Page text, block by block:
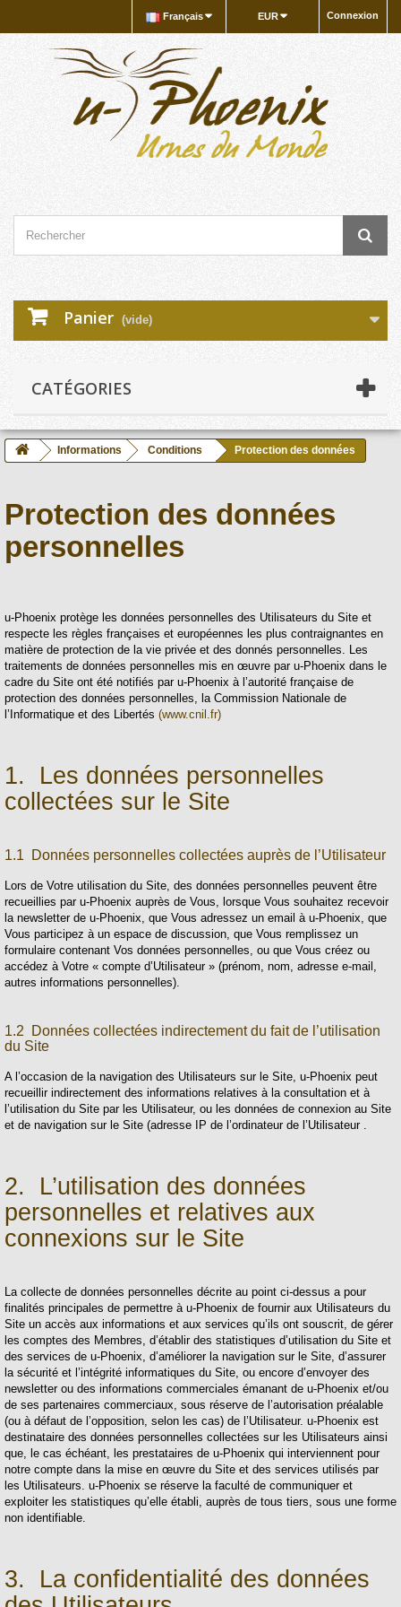
Connexion
EUR
Français
Panier (vide)
CATÉGORIES
Informations Conditions Protection des données
Protection des données
personnelles
u-Phoenix protège les données personnelles des Utilisateurs du Site et
respecte les règles françaises et européennes les plus contraignantes en
matière de protection de la vie privée et des donnés personnelles. Les
traitements de données personnelles mis en œuvre par u-Phoenix dans le
cadre du Site ont été notifiés par u-Phoenix à l’autorité française de
protection des données personnelles, la Commission Nationale de
l’Informatique et des Libertés (www.cnil.fr)
1. Les données personnelles
collectées sur le Site
1.1 Données personnelles collectées auprès de l’Utilisateur
Lors de Votre utilisation du Site, des données personnelles peuvent être
recueillies par u-Phoenix auprès de Vous, lorsque Vous souhaitez recevoir
la newsletter de u-Phoenix, que Vous adressez un email à u-Phoenix, que
Vous participez à un espace de discussion, que Vous remplissez un
formulaire contenant Vos données personnelles, ou que Vous créez ou
accédez à Votre « compte d’Utilisateur » (prénom, nom, adresse e-mail,
autres informations personnelles).
1.2 Données collectées indirectement du fait de l’utilisation
du Site
A l’occasion de la navigation des Utilisateurs sur le Site, u-Phoenix peut
recueillir indirectement des informations relatives à la consultation et à
l’utilisation du Site par les Utilisateur, ou les données de connexion au Site
et de navigation sur le Site (adresse IP de l’ordinateur de l’Utilisateur .
2. L’utilisation des données
personnelles et relatives aux
connexions sur le Site
La collecte de données personnelles décrite au point ci-dessus a pour
finalités principales de permettre à u-Phoenix de fournir aux Utilisateurs du
Site un accès aux informations et aux services qu’ils ont souscrit, de gérer
les comptes des Membres, d’établir des statistiques d’utilisation du Site et
des services de u-Phoenix, d’améliorer la navigation sur le Site, d’assurer
la sécurité et l’intégrité informatiques du Site, ou encore d’envoyer des
newsletter ou des informations commerciales émanant de u-Phoenix et/ou
de ses partenaires commerciaux, sous réserve de l’autorisation préalable
(ou à défaut de l’opposition, selon les cas) de l’Utilisateur. u-Phoenix est
destinataire des données personnelles collectées sur les Utilisateurs ainsi
que, le cas échéant, les prestataires de u-Phoenix qui interviennent pour
notre compte dans la mise en œuvre du Site et des services utilisés par
les Utilisateurs. u-Phoenix se réserve la faculté de communiquer et
exploiter les statistiques qu’elle établi, auprès de tous tiers, sous une forme
non identifiable.
3. La confidentialité des données